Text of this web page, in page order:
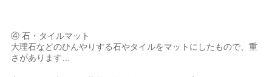
④ 石・タイルマット
大理石などのひんやりする石やタイルをマットにしたもので、重
さがあります…